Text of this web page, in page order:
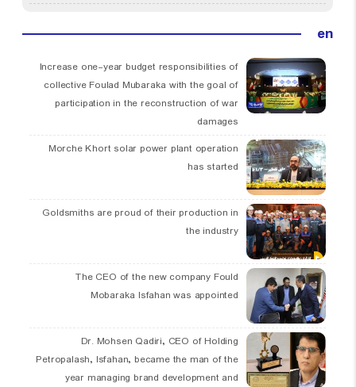
en
Increase one-year budget responsibilities of
collective Foulad Mubaraka with the goal of
participation in the reconstruction of war
damages
Morche Khort solar power plant operation
has started
Goldsmiths are proud of their production in
the industry
The CEO of the new company Fould
Mobaraka Isfahan was appointed
Dr. Mohsen Qadiri, CEO of Holding
Petropalash, Isfahan, became the man of the
year managing brand development and